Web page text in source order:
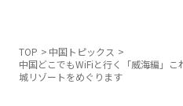
中国トピックス
TOP
中国トピックス
中国どこでもWiFiと行く「威海編」
城リゾートをめぐります